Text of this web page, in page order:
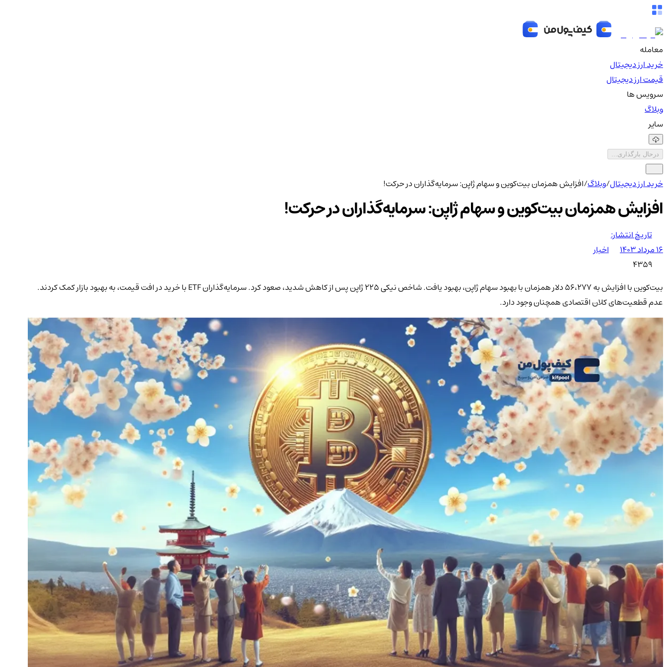
معامله
خرید ارز دیجیتال
قیمت ارز دیجیتال
سرویس ها
وبلاگ
سایر
درحال بارگذاری...
خرید ارز دیجیتال/وبلاگ/افزایش همزمان بیت‌کوین و سهام ژاپن: سرمایه‌گذاران در حرکت!
افزایش همزمان بیت‌کوین و سهام ژاپن: سرمایه‌گذاران در حرکت!
تاریخ انتشار:
۱۶ مرداد ۱۴۰۳
اخبار
4359
بیت‌کوین با افزایش به ۵۶،۲۷۷ دلار همزمان با بهبود سهام ژاپن، بهبود یافت. شاخص نیکی ۲۲۵ ژاپن پس از کاهش شدید، صعود کرد. سرمایه‌گذاران ETF با خرید در افت قیمت، به بهبود بازار کمک کردند.
عدم قطعیت‌های کلان اقتصادی همچنان وجود دارد.